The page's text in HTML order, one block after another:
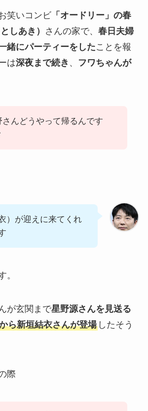
笑いコンビ「オードリー」の春
しあき）
さんの家で、 春日夫婦
緒にパーティーをしたことを報
は深夜まで続き 、
フワちゃんが
さんどうやって帰るんです
）が迎えに来てくれ
。
が玄関まで星野源さんを見送る
ら新垣結衣さんが登場したそう
際